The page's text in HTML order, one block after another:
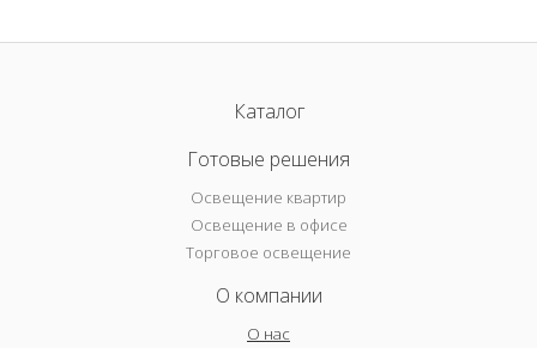
Каталог
Готовые решения
Освещение квартир
Освещение в офисе
Торговое освещение
О компании
О нас